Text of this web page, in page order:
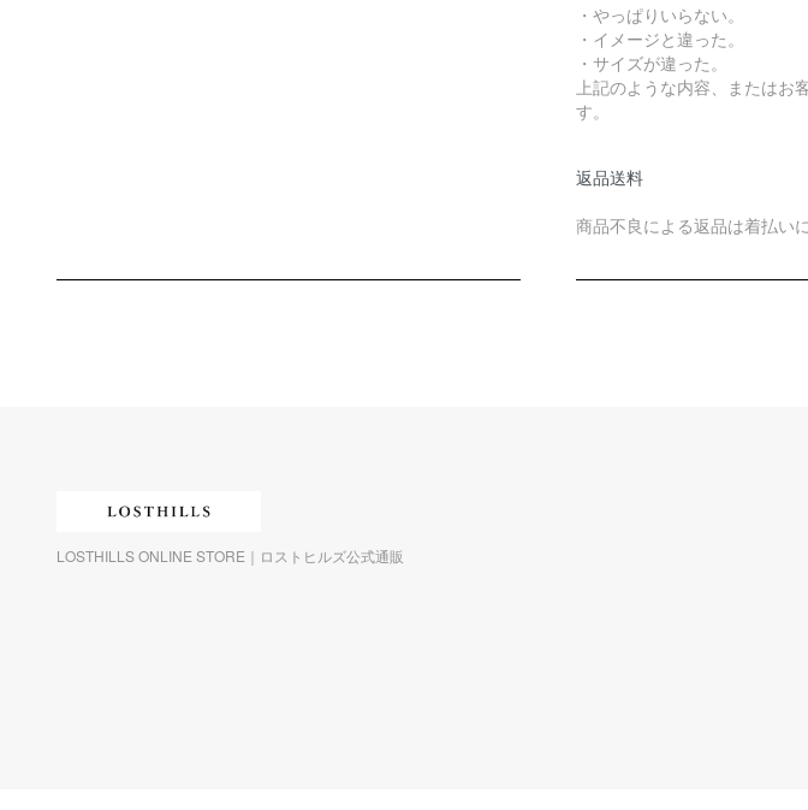
・やっぱりいらない。
・イメージと違った。
・サイズが違った。
上記のような内容、またはお
す。
返品送料
商品不良による返品は着払い
LOSTHILLS ONLINE STORE｜ロストヒルズ公式通販